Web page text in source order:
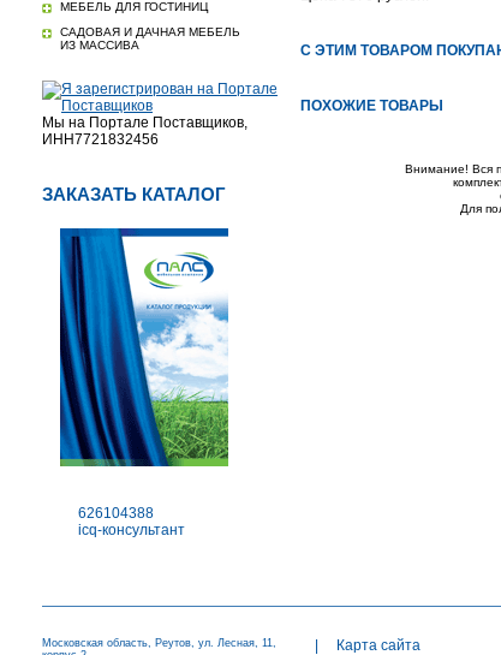
МЕБЕЛЬ ДЛЯ ГОСТИНИЦ
САДОВАЯ И ДАЧНАЯ МЕБЕЛЬ
ИЗ МАССИВА
Мы на Портале Поставщиков,
ИНН7721832456
ЗАКАЗАТЬ КАТАЛОГ
626104388
icq-консультант
С ЭТИМ ТОВАРОМ
ПОХОЖИЕ ТОВАРЫ
Внимание! Вся
Для
Московская область, Реутов, ул. Лесная, 11,
Карта сайта